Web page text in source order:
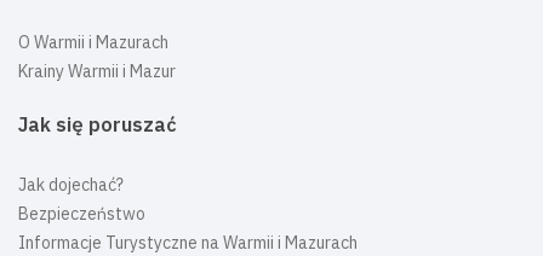
O Warmii i Mazurach
Krainy Warmii i Mazur
Jak się poruszać
Jak dojechać?
Bezpieczeństwo
Informacje Turystyczne na Warmii i Mazurach